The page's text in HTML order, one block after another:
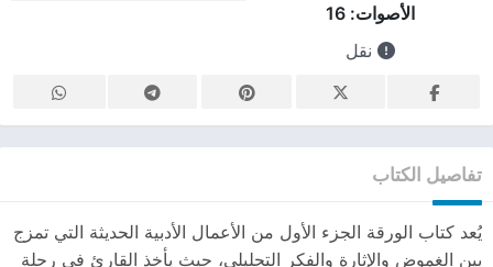
الأصوات:16
نقل
تفاصيل الكتاب
يُعد كتاب الورقة الجزء الأول من الأعمال الأدبية الحديثة التي تمزج
بين الغموض والإثارة والفكر التحليلي، حيث يأخذ القارئ في رحلة